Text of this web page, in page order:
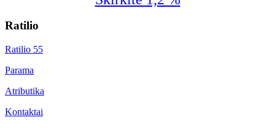
Ratilio
Ratilio 55
Parama
Atributika
Kontaktai